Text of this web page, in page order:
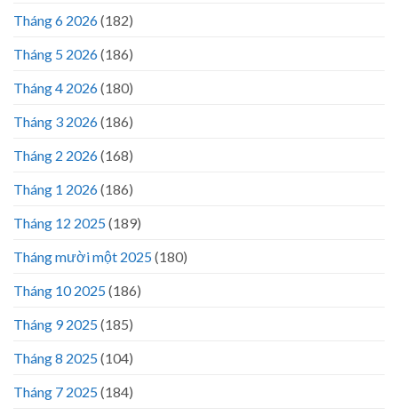
Tháng 6 2026(182)
Tháng 5 2026(186)
Tháng 4 2026(180)
Tháng 3 2026(186)
Tháng 2 2026(168)
Tháng 1 2026(186)
Tháng 12 2025(189)
Tháng mười một 2025(180)
Tháng 10 2025(186)
Tháng 9 2025(185)
Tháng 8 2025(104)
Tháng 7 2025(184)